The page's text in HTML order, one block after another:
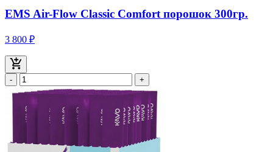
EMS Air-Flow Classic Comfort порошок 300гр.
3 800 ₽
- +